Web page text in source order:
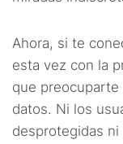
Ahora, si te
esta vez con la
que
datos. Ni los
desprotegidas